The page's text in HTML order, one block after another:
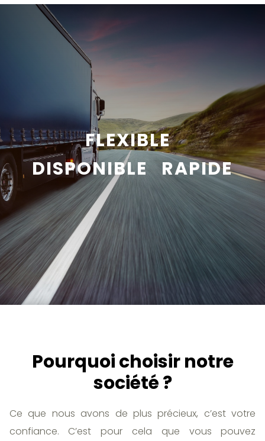
FLEXIBLE
DISPONIBLE RAPIDE
Pourquoi choisir notre
société ?
Ce que nous avons de plus précieux, c’est votre
confiance. C’est pour cela que vous pouvez